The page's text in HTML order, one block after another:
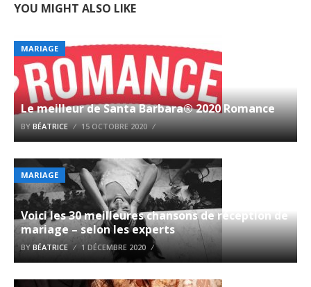
YOU MIGHT ALSO LIKE
MARIAGE
Le meilleur de Santa Barbara® 2020 Romance
BYBÉATRICE 15 OCTOBRE 2020
MARIAGE
Voici les 30 meilleures chansons de réception de
mariage – selon les experts
BY BÉATRICE 1 DÉCEMBRE 2020